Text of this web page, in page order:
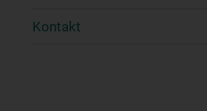
Kontakt